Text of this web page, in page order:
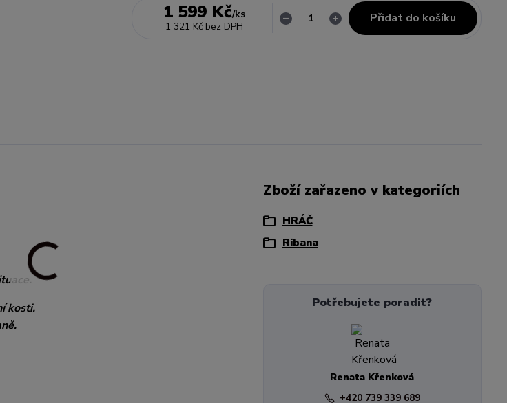
1 599 Kč/ks
1 321 Kč bez DPH
Přidat do košíku
kosti.
Zboží zařazeno v kategoriích
HRÁČ
Ribana
Potřebujete poradit?
Renata Křenková
+420 739 339 689